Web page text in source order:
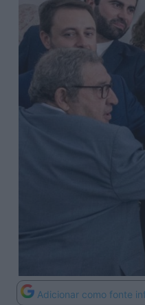
Adicionar como fonte